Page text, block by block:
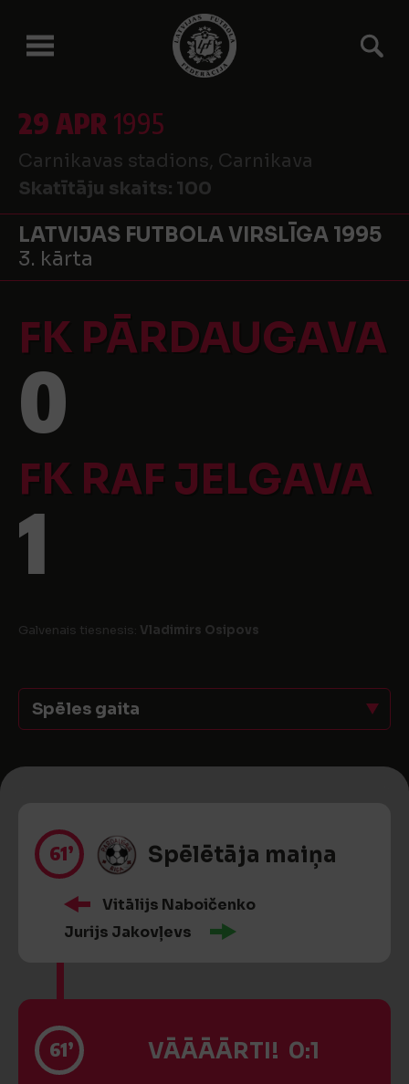
29 APR 1995
Carnikavas stadions, Carnikava
Skatītāju skaits: 100
LATVIJAS FUTBOLA VIRSLĪGA 1995
3. kārta
FK PĀRDAUGAVA
0
FK RAF JELGAVA
1
Galvenais tiesnesis: Vladimirs Osipovs
Spēles gaita
61’ Spēlētāja maiņa
Vitālijs Naboičenko
Jurijs Jakovļevs
61’ VĀĀĀĀRTI! 0:1